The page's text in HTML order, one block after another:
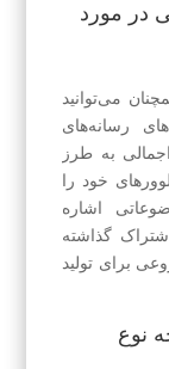
در مورد
می‌توانید
رسانه‌های
به طرز
خود را
اشاره
گذاشته
برای تولید
نوع